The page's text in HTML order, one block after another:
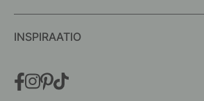
INSPIRAATIO